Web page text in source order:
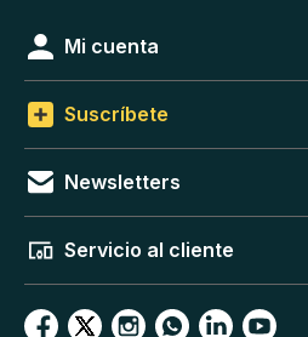
Mi cuenta
Suscríbete
Newsletters
Servicio al cliente